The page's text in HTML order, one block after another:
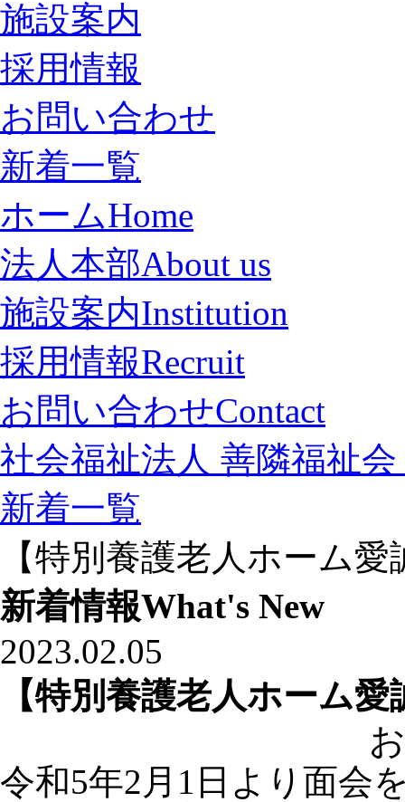
施設案内
採用情報
お問い合わせ
新着一覧
ホームHome
法人本部About us
施設案内Institution
採用情報Recruit
お問い合わせContact
社会福祉法人 善隣福祉会
新着一覧
【特別養護老人ホーム
新着情報What's New
2023.02.05
【特別養護老人ホーム
令和5年2月1日より面会